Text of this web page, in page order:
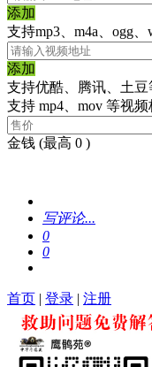
添加
支持mp3、m4a、ogg
添加
支持优酷、腾讯、土
支持 mp4、mov 等视
金钱 (最高 0 )
写评论...
0
0
首页 | 登录 | 注册